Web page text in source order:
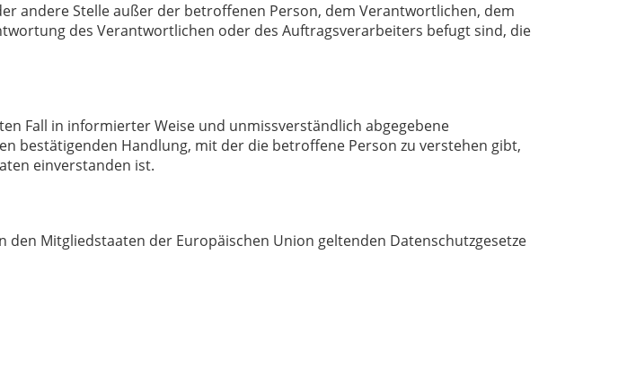
andere Stelle außer der betroffenen Person, dem Verantwortlichen, dem
des Verantwortlichen oder des Auftragsverarbeiters befugt sind, die
Fall in informierter Weise und unmissverständlich abgegebene
bestätigenden Handlung, mit der die betroffene Person zu verstehen gibt,
einverstanden ist.
Mitgliedstaaten der Europäischen Union geltenden Datenschutzgesetze